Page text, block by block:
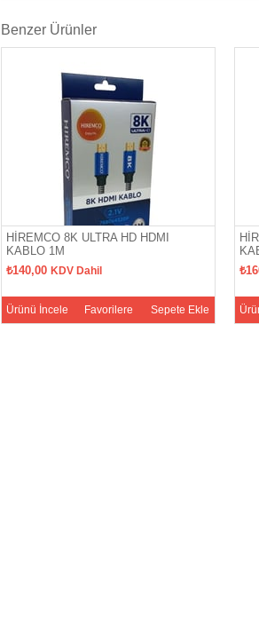
Benzer Ürünler
HİREMCO 8K ULTRA HD HDMI
KABLO 1M
₺140,00KDV Dahil
Favorilere Sepete Ekle
Ürünü İncele